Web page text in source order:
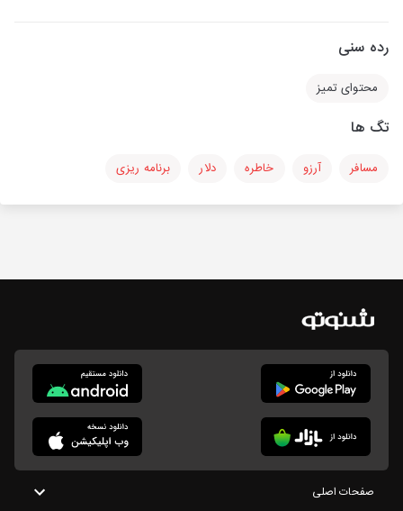
رده سنی
محتوای تمیز
تگ ها
مسافر آرزو خاطره دلار برنامه ریزی
صفحات اصلی